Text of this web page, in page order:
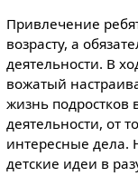
Привлечение
возрасту, а
деятельности. В
вожатый
жизнь подростков
деятельности, от
интересные дела.
детские идеи в